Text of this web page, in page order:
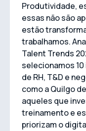
Produtividade,
essas não são
estão
trabalhamos.
Talent Trends
selecionamos
de RH, T&D e
como a Quilgo
aqueles que
treinamento e
priorizam o